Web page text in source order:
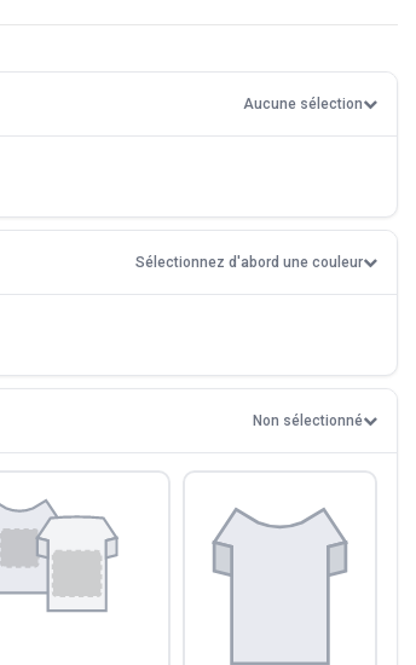
Aucune sélection
Sélectionnez d'abord une couleur
Non sélectionné